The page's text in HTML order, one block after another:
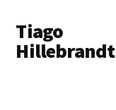
main
content
menu
Tiago
Hillebrandt